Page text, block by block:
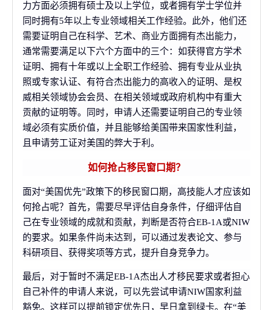
力方面必须拥有硕士及以上学位，或者拥有学士学位并
同时拥有5年以上专业领域相关工作经验。此外，他们还
需要证明自己在科学、艺术、商业方面拥有杰出能力，
通常需要满足以下六个方面中的三个：如获得官方学术
证明、拥有十年或以上全职工作经验、拥有专业从业执
照或专家认证、有符合杰出能力的高收入的证明、是权
威相关领域协会会员、在相关领域或政府机构中有重大
贡献的证明等。同时，申请人还需要证明自己的专业领
域必须有实质价值，并且能够给美国带来国家性利益，
且申请劳工证对美国的弊大于利。
如何抢占移民窗口期？
面对“美国优先”政策下的移民窗口期，高技能人才应该如
何抢占呢？首先，需要尽早评估自身条件，仔细评估自
己在专业领域的成就和贡献，判断是否符合EB-1A或NIW
的要求。如果条件尚未达到，可以通过发表论文、参与
科研项目、获得奖项等方式，提升自身竞争力。
最后，对于暂时不满足EB-1A杰出人才移民要求或者担心
自己补件的申请人来说，可以先尝试申请NIW国家利益
豁免。这样可以提前锁定优先日，早日拿到绿卡。在“美